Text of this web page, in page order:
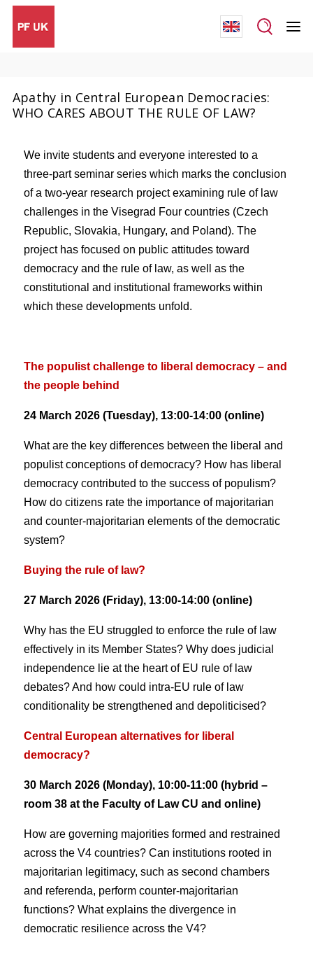
Apathy in Central European Democracies:
WHO CARES ABOUT THE RULE OF LAW?
We invite students and everyone interested to a
three-part seminar series which marks the conclusion
of a two-year research project examining rule of law
challenges in the Visegrad Four countries (Czech
Republic, Slovakia, Hungary, and Poland). The
project has focused on public attitudes toward
democracy and the rule of law, as well as the
constitutional and institutional frameworks within
which these developments unfold.
The populist challenge to liberal democracy – and
the people behind
24 March 2026 (Tuesday), 13:00-14:00 (online)
What are the key differences between the liberal and
populist conceptions of democracy? How has liberal
democracy contributed to the success of populism?
How do citizens rate the importance of majoritarian
and counter-majoritarian elements of the democratic
system?
Buying the rule of law?
27 March 2026 (Friday), 13:00-14:00 (online)
Why has the EU struggled to enforce the rule of law
effectively in its Member States? Why does judicial
independence lie at the heart of EU rule of law
debates? And how could intra-EU rule of law
conditionality be strengthened and depoliticised?
Central European alternatives for liberal
democracy?
30 March 2026 (Monday), 10:00-11:00 (hybrid –
room 38 at the Faculty of Law CU and online)
How are governing majorities formed and restrained
across the V4 countries? Can institutions rooted in
majoritarian legitimacy, such as second chambers
and referenda, perform counter-majoritarian
functions? What explains the divergence in
democratic resilience across the V4?